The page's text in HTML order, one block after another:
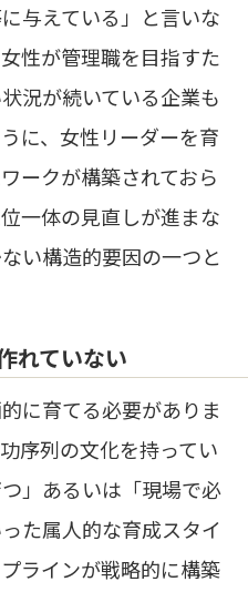
与えている」と言いな
性が管理職を目指すた
況が続いている企業も
に、女性リーダーを育
ークが構築されておら
一体の見直しが進まな
い構造的要因の一つと
れていない
に育てる必要がありま
序列の文化を持ってい
」あるいは「現場で必
た属人的な育成スタイ
ラインが戦略的に構築